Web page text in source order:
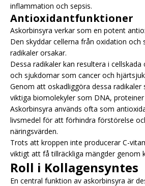
inflammation och sepsis.
Antioxidantfunktioner
Askorbinsyra verkar som en potent
Den skyddar cellerna från oxidation och
radikaler orsakar.
Dessa radikaler kan resultera i cellskada
och sjukdomar som cancer och
Genom att oskadliggöra dessa radikaler
viktiga biomolekyler som DNA, proteiner
Askorbinsyra används ofta som
livsmedel för att förhindra förstörelse
näringsvärden.
Trots att kroppen inte producerar C-
viktigt att få tillräckliga mängder genom
Roll i Kollagensyntes
En central funktion av askorbinsyra är